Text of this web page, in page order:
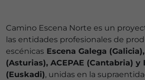
Camino Escena Norte es un
las entidades profesionales de
escénicas Escena Galega
(Asturias), ACEPAE (Cantabria) y
(Euskadi), unidas en la